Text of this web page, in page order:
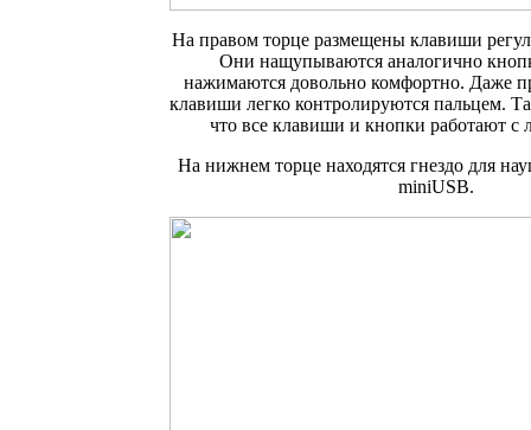
На правом торце размещены клавиши
Они нащупываются аналогично
нажимаются довольно комфортно. Даже
клавиши легко контролируются пальцем.
что все клавиши и кнопки работают с
На нижнем торце находятся гнездо для
miniUSB.